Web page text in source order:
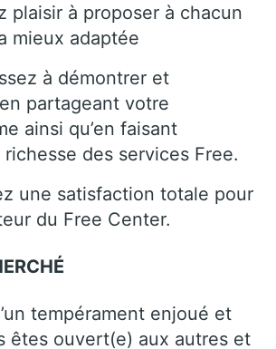
plaisir à proposer à chacun
mieux adaptée
à démontrer et
partageant votre
ainsi qu’en faisant
des services Free.
une satisfaction totale pour
du Free Center.
tempérament enjoué et
êtes ouvert(e) aux autres et